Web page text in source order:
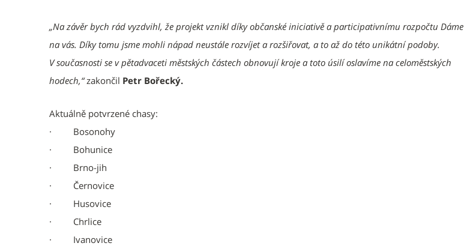
„Na závěr bych rád vyzdvihl, že projekt vznikl díky občanské iniciativě a participativnímu rozpočtu Dáme
na vás. Díky tomu jsme mohli nápad neustále rozvíjet a rozšiřovat, a to až do této unikátní podoby.
V současnosti se v pětadvaceti městských částech obnovují kroje a toto úsilí oslavíme na celoměstských
hodech,“zakončil Petr Bořecký.
Aktuálně potvrzené chasy:
· Bosonohy
· Bohunice
· Brno-jih
· Černovice
· Husovice
· Chrlice
· Ivanovice